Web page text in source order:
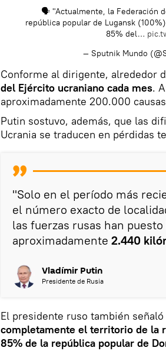
🗣 "Actualmente, la Federación
república popular de Lugansk
85% del…
— Sputnik Mundo
Conforme al dirigente, alrededor
del Ejército ucraniano cada mes.
aproximadamente 200.000
Putin sostuvo, además, que las
Ucrania se traducen en pérdidas
"Solo en el período más
el número exacto de
las fuerzas rusas han
aproximadamente 2.440
Vladímir Putin
Presidente de Rusia
El presidente ruso también
completamente el territorio de la
85% de la república popular de